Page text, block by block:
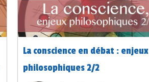
La conscience en débat : enjeux
philosophiques 2/2